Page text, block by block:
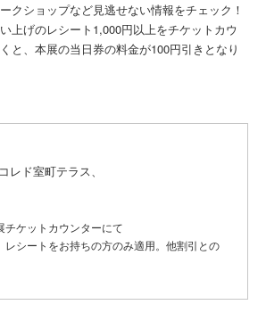
クショップなど見逃せない情報をチェック！
上げのレシート1,000円以上をチケットカウ
と、本展の当日券の料金が100円引きとなり
レド室町テラス、
チケットカウンターにて
レシートをお持ちの方のみ適用。他割引との